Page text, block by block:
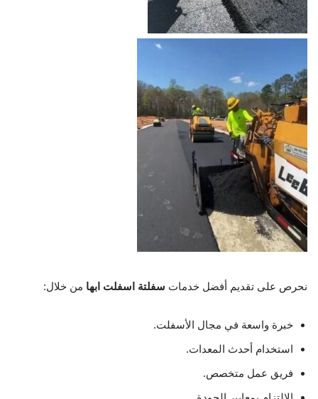
نحرص على تقديم أفضل خدمات سفلتة اسفلت ابها من خلال:
خبرة واسعة في مجال الأسفلت.
استخدام أحدث المعدات.
فريق عمل متخصص.